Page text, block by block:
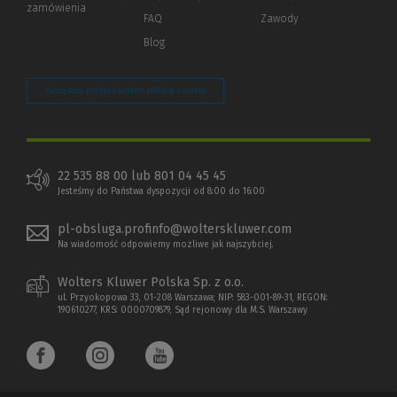
zamówienia
FAQ
Blog
Zawody
Zarządzaj preferencjami plików cookie
22 535 88 00 lub 801 04 45 45
Jesteśmy do Państwa dyspozycji od 8:00 do 16:00
pl-obsluga.profinfo@wolterskluwer.com
Na wiadomość odpowiemy możliwe jak najszybciej.
Wolters Kluwer Polska Sp. z o.o.
ul. Przyokopowa 33, 01-208 Warszawa; NIP: 583-001-89-31, REGON:
190610277, KRS: 0000709879, Sąd rejonowy dla M.S. Warszawy